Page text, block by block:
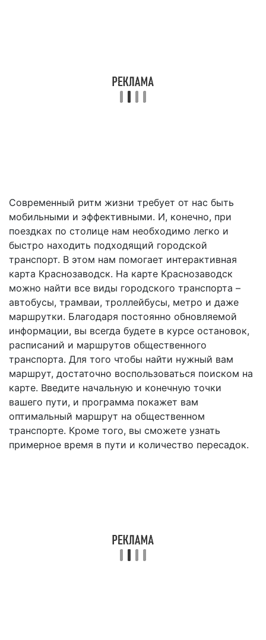
Современный ритм жизни требует от нас быть
мобильными и эффективными. И, конечно, при
поездках по столице нам необходимо легко и
быстро находить подходящий городской
транспорт. В этом нам помогает интерактивная
карта Краснозаводск. На карте Краснозаводск
можно найти все виды городского транспорта –
автобусы, трамваи, троллейбусы, метро и даже
маршрутки. Благодаря постоянно обновляемой
информации, вы всегда будете в курсе остановок,
расписаний и маршрутов общественного
транспорта. Для того чтобы найти нужный вам
маршрут, достаточно воспользоваться поиском на
карте. Введите начальную и конечную точки
вашего пути, и программа покажет вам
оптимальный маршрут на общественном
транспорте. Кроме того, вы сможете узнать
примерное время в пути и количество пересадок.